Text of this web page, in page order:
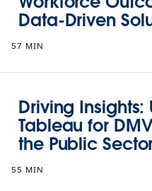
Data-Driven
57 MIN
Driving Insights:
Tableau for
the Public
55 MIN